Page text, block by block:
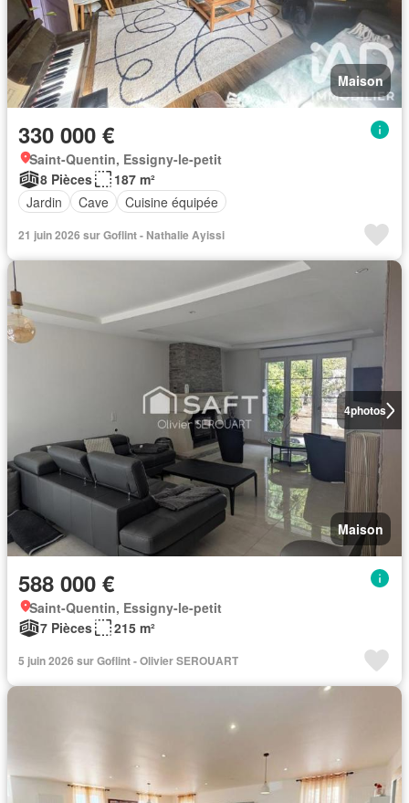
Maison
330 000 €
Saint-Quentin, Essigny-le-petit
8 Pièces
187 m²
Jardin
Cave Cuisine équipée
21 juin 2026 sur Goflint - Nathalie Ayissi
4photos
Maison
588 000 €
Saint-Quentin, Essigny-le-petit
7 Pièces
215 m²
5 juin 2026 sur Goflint - Olivier SEROUART